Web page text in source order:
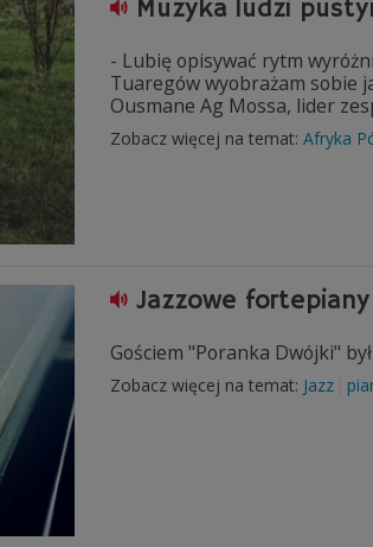
Muzyka ludzi
- Lubię opisywać rytm
Tuaregów wyobrażam sobie
Ousmane Ag Mossa, lider
Zobacz więcej na temat: Afryka
Jazzowe
Gościem "Poranka Dwójki"
Zobacz więcej na temat: Jazz